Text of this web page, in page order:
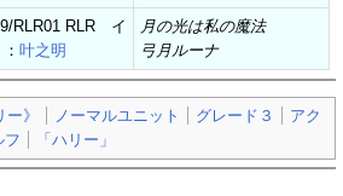
RLR01 RLR イ
叶之明
月の光は私の魔法
弓月ルーナ
》 ノーマルユニット グレード３
アク
フ 「ハリー」